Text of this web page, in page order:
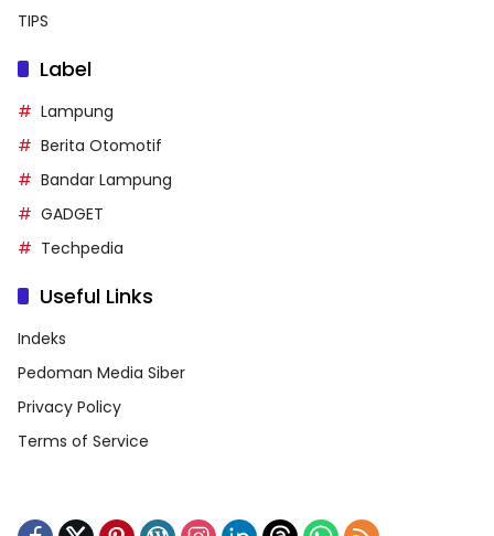
TIPS
Label
Lampung
Berita Otomotif
Bandar Lampung
GADGET
Techpedia
Useful Links
Indeks
Pedoman Media Siber
Privacy Policy
Terms of Service